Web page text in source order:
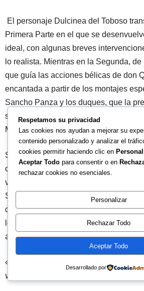
El personaje Dulcinea del Toboso
Primera Parte en el que se
ideal, con algunas breves
lo realista. Mientras en la Segunda,
que guía las acciones bélicas de don
encantada a partir de los montajes
Sancho Panza y los duques, que la
sucesivamente como una labradora o
Merlín.
Su primer encantamiento lo induce
capítulo 10 de la Segunda Parte. Con
veracidad a su primer falso encuentro
Sancho hacer pasar a unas labradoras
camino por Dulcinea. Se arrodilla
le responden de una manera sencilla y
asombradas por su broma:
«
-Apártense nora en tal del camino, y
vamos de priesa.
Respetamos su privacidad
Las cookies nos ayudan a mejorar su
contenido personalizado y analizar el
cookies permitir haciendo clic en
Aceptar Todo para consentir o en
rechazar cookies no esenciales.
Personalizar
Rechazar Todo
Aceptar Todo
Desarrollado por